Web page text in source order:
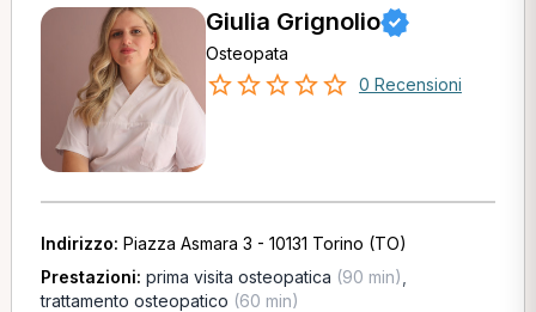
Giulia Grignolio
Osteopata
0 Recensioni
Indirizzo: Piazza Asmara 3 - 10131 Torino (TO)
Prestazioni: prima visita osteopatica (90 min)
trattamento osteopatico (60 min)